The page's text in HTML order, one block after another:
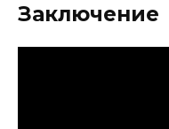
Заключение